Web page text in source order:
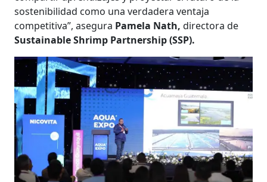
sostenibilidad como una verdadera ventaja
competitiva”, asegura Pamela Nath, directora de
Sustainable Shrimp Partnership (SSP).